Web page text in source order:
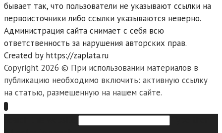
бывает так, что пользователи не указывают ссылки на
первоисточники либо ссылки указываются неверно.
Администрация сайта снимает с себя всю
ответственность за нарушения авторских прав.
Created by https://zaplata.ru
Copyright 2026 © При использовании материалов в
публикацию необходимо включить: активную ссылку
на статью, размещенную на нашем сайте.